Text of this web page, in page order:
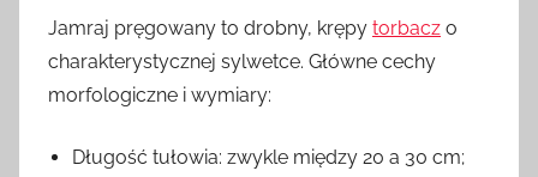
Jamraj pręgowany to drobny, krępy torbacz o
charakterystycznej sylwetce. Główne cechy
morfologiczne i wymiary:
Długość tułowia: zwykle między 20 a 30 cm;